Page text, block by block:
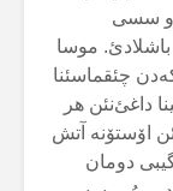
سسی
باشلادئ. موسا
چئقماسئنا
داغئ‌نئن هر
اۆستۆنە آتش
دومان